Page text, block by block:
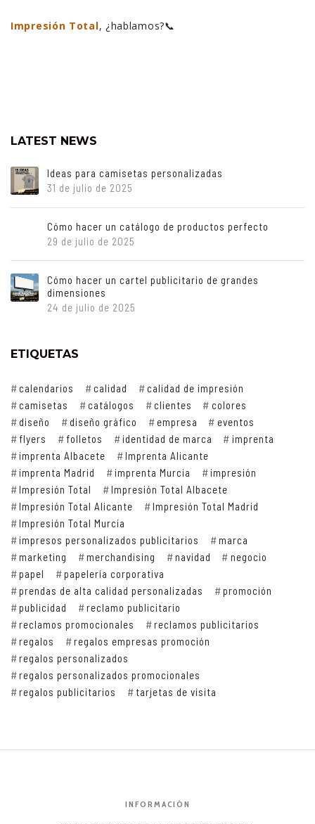
Impresión Total, ¿hablamos?📞
LATEST NEWS
Ideas para camisetas personalizadas
31 de julio de 2025
Cómo hacer un catálogo de productos perfecto
29 de julio de 2025
Cómo hacer un cartel publicitario de grandes
dimensiones
24 de julio de 2025
ETIQUETAS
calendarios calidad
calidad de impresión
camisetas
catálogos clientes
colores
diseño
diseño gráfico empresa
eventos
flyers
folletos identidad de marca
imprenta
imprenta Albacete
Imprenta Alicante
imprenta Madrid
imprenta Murcia
impresión
Impresión Total
Impresión Total Albacete
Impresión Total Alicante
Impresión Total Madrid
Impresión Total Murcia
impresos personalizados publicitarios
marca
marketing
merchandising navidad
negocio
papel
papelería corporativa
prendas de alta calidad personalizadas
promoción
publicidad
reclamo publicitario
reclamos promocionales
reclamos publicitarios
regalos
regalos empresas promoción
regalos personalizados
regalos personalizados promocionales
regalos publicitarios
tarjetas de visita
INFORMACIÓN